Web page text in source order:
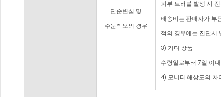
단순변심 및
주문착오의 경우
피부 트러블 발생 시
배송비는 판매자가 부
적의 경우에는 진단서
3) 기타 상품
수령일로부터 7일 이
4) 모니터 해상도의 차